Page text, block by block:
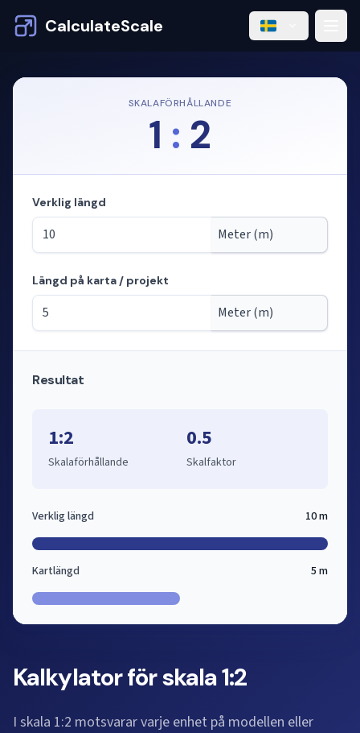
CalculateScale
Kalkylator för skala 1:2
I skala 1:2 motsvarar varje enhet på modellen eller
SKALAFÖRHÅLLANDE
1 : 2
Läge: beräknar längder från skala
Verklig längd
Längd på karta / projekt
Resultat
1:2
Skalaförhållande
0.5
Skalfaktor
Verklig längd 10 m
Kartlängd 5 m